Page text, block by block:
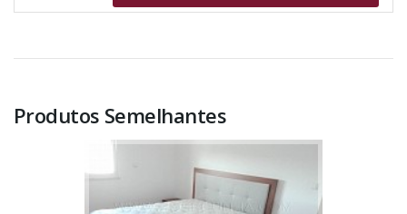
Produtos Semelhantes